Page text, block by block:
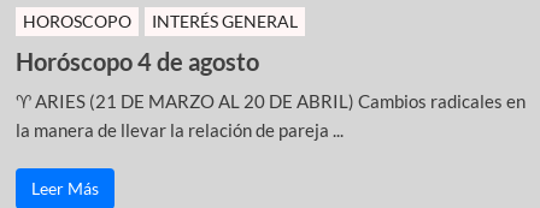
HOROSCOPO INTERÉS GENERAL
Horóscopo 4 de agosto
♈ ARIES (21 DE MARZO AL 20 DE ABRIL) Cambios radicales en
la manera de llevar la relación de pareja ...
Leer Más